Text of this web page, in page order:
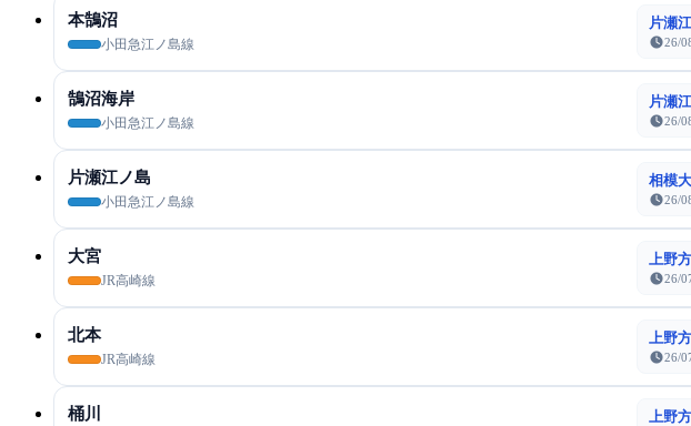
本鵠沼
小田急江ノ島線
片瀬
26/
鵠沼海岸
小田急江ノ島線
片瀬
26/
片瀬江ノ島
小田急江ノ島線
相模
26/
大宮
JR高崎線
上野
26/
北本
JR高崎線
上野
26/
桶川 上野